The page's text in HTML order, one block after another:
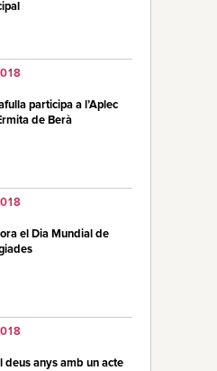
participa a l’Aplec
de Berà
el Dia Mundial de
deus anys amb un acte